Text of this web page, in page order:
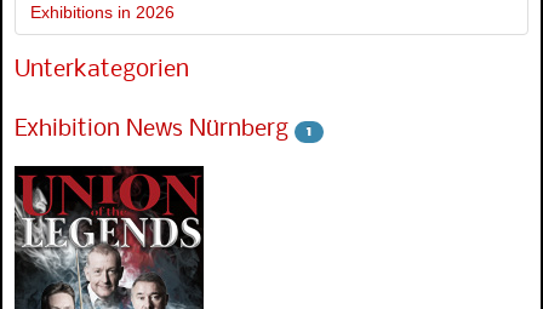
Exhibitions in 2026
Unterkategorien
Exhibition News Nürnberg 1